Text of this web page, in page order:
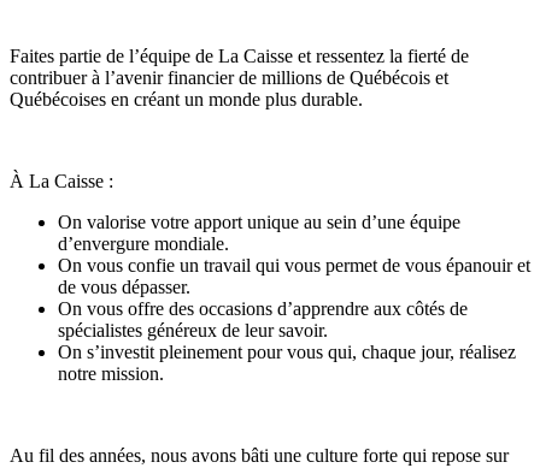
Faites partie de l’équipe de La Caisse et ressentez la fierté de
contribuer à l’avenir financier de millions de Québécois et
Québécoises en créant un monde plus durable.
À La Caisse :
On valorise votre apport unique au sein d’une équipe
d’envergure mondiale.
On vous confie un travail qui vous permet de vous épanouir et
de vous dépasser.
On vous offre des occasions d’apprendre aux côtés de
spécialistes généreux de leur savoir.
On s’investit pleinement pour vous qui, chaque jour, réalisez
notre mission.
Au fil des années, nous avons bâti une culture forte qui repose sur